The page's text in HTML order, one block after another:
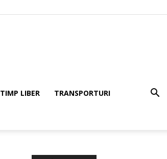
TIMP LIBER TRANSPORTURI